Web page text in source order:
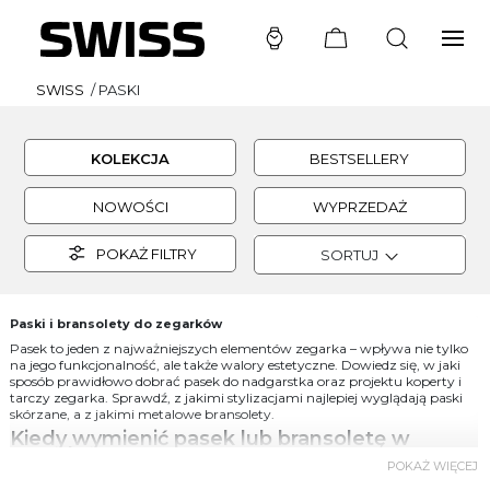
SWISS /PASKI
KOLEKCJA BESTSELLERY
NOWOŚCI WYPRZEDAŻ
POKAŻ FILTRY SORTUJ
Paski i bransolety do zegarków
Pasek to jeden z najważniejszych elementów zegarka – wpływa nie tylko
na jego funkcjonalność, ale także walory estetyczne. Dowiedz się, w jaki
sposób prawidłowo dobrać pasek do nadgarstka oraz projektu koperty i
tarczy zegarka. Sprawdź, z jakimi stylizacjami najlepiej wyglądają paski
skórzane, a z jakimi metalowe bransolety.
Kiedy wymienić pasek lub bransoletę w
zegarku? POKAŻ WIĘCEJ